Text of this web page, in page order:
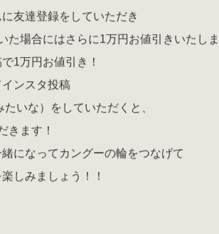
友達登録をしていただき
た場合にはさらに1万円お値引きいたし
1万円お値引き！
ンスタ投稿
いな）をしていただくと、
きます！
になってカングーの輪をつなげて
しみましょう！！